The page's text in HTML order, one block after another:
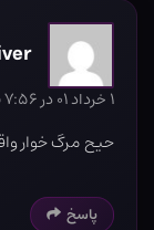
۱ خرداد ۰۱ در ۷:۵۶ ب٫ظ
حیح مرگ خوار
پاسخ